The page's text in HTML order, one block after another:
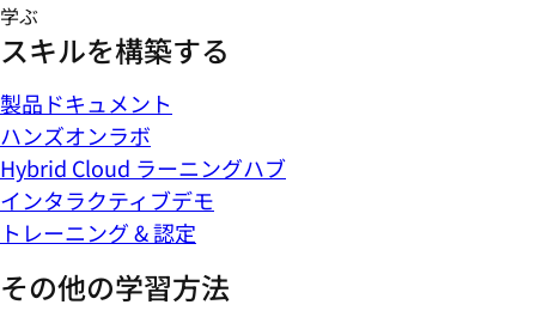
学ぶ
スキルを構築する
製品ドキュメント
ハンズオンラボ
Hybrid Cloud ラーニングハブ
インタラクティブデモ
トレーニング & 認定
その他の学習方法